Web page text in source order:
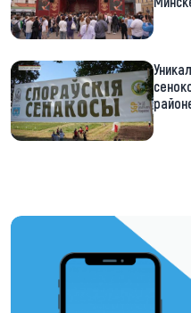
https://t.me/minskctvby